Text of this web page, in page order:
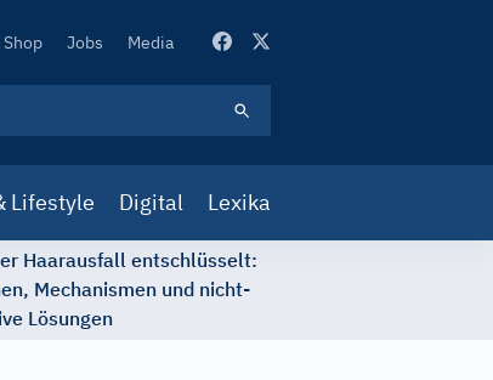
Secondary
Shop Jobs Media
Lifestyle Digital Lexika
Haarausfall entschlüsselt:
Mechanismen und nicht-
Lösungen